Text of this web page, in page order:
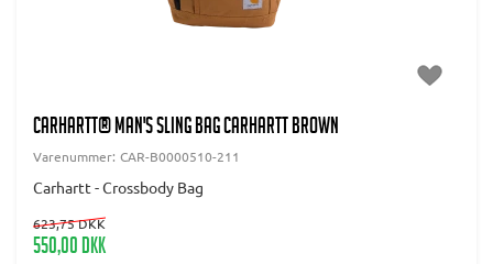
CARHARTT® Man's Sling Bag Carhartt brown
Varenummer: CAR-B0000510-211
Carhartt - Crossbody Bag
623,75 DKK
550,00 DKK